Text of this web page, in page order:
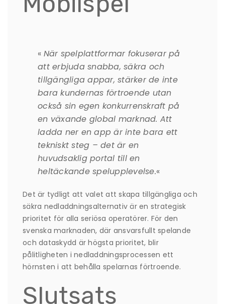
« När spelplattformar fokuserar på
att erbjuda snabba, säkra och
tillgängliga appar, stärker de inte
bara kundernas förtroende utan
också sin egen konkurrenskraft på
en växande global marknad. Att
ladda ner en app är inte bara ett
tekniskt steg – det är en
huvudsaklig portal till en
heltäckande spelupplevelse.«
Det är tydligt att valet att skapa tillgängliga och
säkra nedladdningsalternativ är en strategisk
prioritet för alla seriösa operatörer. För den
svenska marknaden, där ansvarsfullt spelande
och dataskydd är högsta prioritet, blir
pålitligheten i nedladdningsprocessen ett
hörnsten i att behålla spelarnas förtroende.
Slutsats